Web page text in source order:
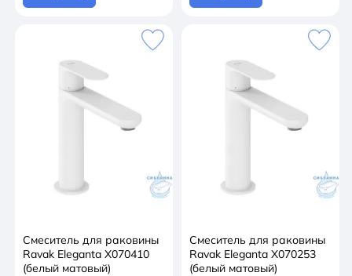
Смеситель для раковины
Ravak Eleganta X070410
(белый матовый)
Смеситель для раковины
Ravak Eleganta X070253
(белый матовый)